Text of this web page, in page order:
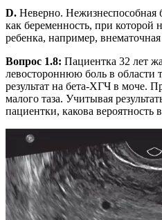
D. Неверно. Нежизнеспособная
как беременность, при которой
ребенка, например,
Вопрос 1.8: Пациентка 32 лет
левостороннюю боль в области
результат на бета-ХГЧ в моче.
малого таза. Учитывая
пациентки, какова вероятность